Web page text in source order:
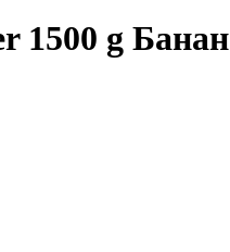
1500 g Банан